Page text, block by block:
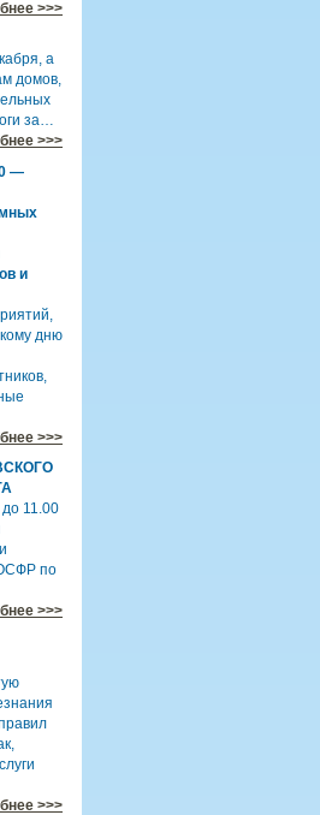
>>>
а
домов,
за…
>>>
—
и
дню
>>>
11.00
по
>>>
>>>